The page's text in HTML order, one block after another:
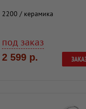
2200 / керамика
под заказ
2 599 р.